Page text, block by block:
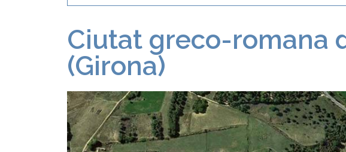
Ciutat greco-romana
(Girona)